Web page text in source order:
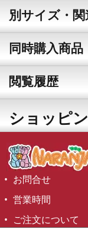
別サイズ・
同時購入商品
閲覧履歴
ショッピ
お問合せ
営業時間
ご注文について